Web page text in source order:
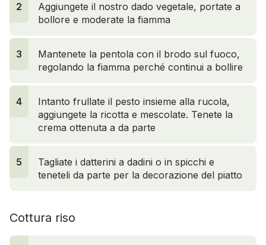
2
Aggiungete il nostro dado vegetale, portate a
bollore e moderate la fiamma
3
Mantenete la pentola con il brodo sul fuoco,
regolando la fiamma perché continui a bollire
4
Intanto frullate il pesto insieme alla rucola,
aggiungete la ricotta e mescolate. Tenete la
crema ottenuta a da parte
5
Tagliate i datterini a dadini o in spicchi e
teneteli da parte per la decorazione del piatto
5
Cottura riso